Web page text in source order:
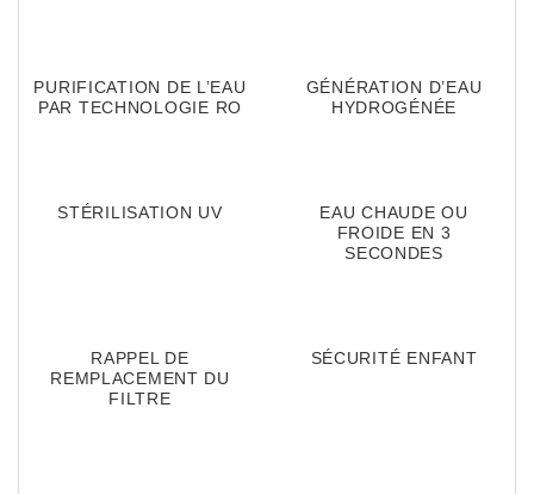
PURIFICATION DE L’EAU
PAR TECHNOLOGIE RO
GÉNÉRATION D’EAU
HYDROGÉNÉE
STÉRILISATION UV
EAU CHAUDE OU
FROIDE EN 3
SECONDES
RAPPEL DE
REMPLACEMENT DU
FILTRE
SÉCURITÉ ENFANT